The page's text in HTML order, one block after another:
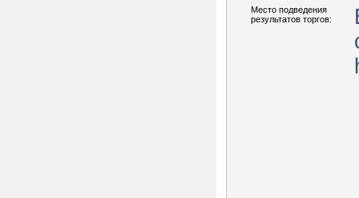
Место подведения
результатов торгов: